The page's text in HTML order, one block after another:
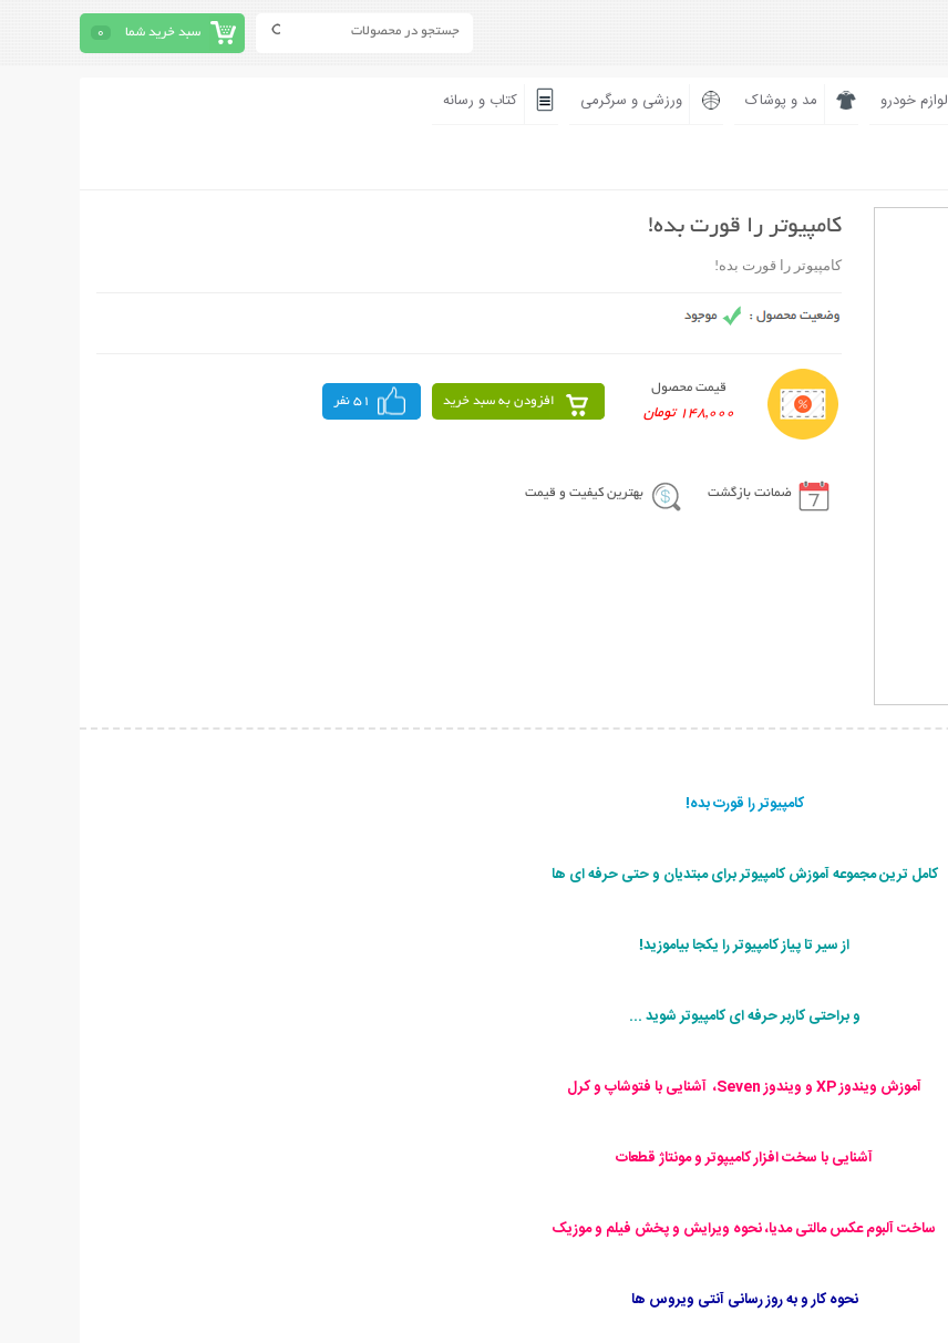
سبد خرید شما 0
لوازم خودرو مد و پوشاک ورزشی و سرگرمی کتاب و رسانه
کامپیوتر را قورت بده!
کامپیوتر را قورت بده!
قیمت محصول
148,000 تومان
افزودن به سبد خرید 51 نفر
ضمانت بازگشت بهترین کیفیت و قیمت
کامپیوتر را قورت بده!
کامل ترین مجموعه آموزش کامپیوتر برای مبتدیان و حتی حرفه ای ها
از سیر تا پیاز کامپیوتر را یکجا بیاموزید!
و براحتی کاربر حرفه ای کامپیوتر شوید ...
آموزش ویندوز XP و ویندوز Seven، آشنایی با فتوشاپ و کرل
آشنایی با سخت افزار کامیپوتر و مونتاژ قطعات
ساخت آلبوم عکس مالتی مدیا، نحوه ویرایش و پخش فیلم و موزیک
نحوه کار و به روز رسانی آنتی ویروس ها